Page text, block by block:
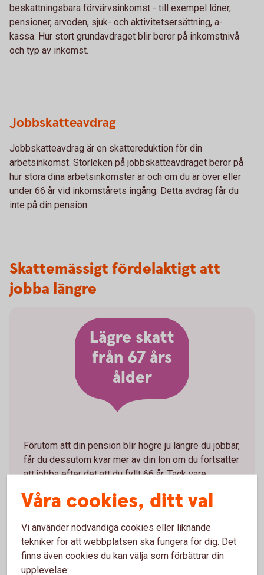
beskattningsbara förvärvsinkomst - till exempel löner,
pensioner, arvoden, sjuk- och aktivitetsersättning, a-
kassa. Hur stort grundavdraget blir beror på inkomstnivå
och typ av inkomst.
Jobbskatteavdrag
Jobbskatteavdrag är en skattereduktion för din
arbetsinkomst. Storleken på jobbskatteavdraget beror på
hur stora dina arbetsinkomster är och om du är över eller
under 66 år vid inkomstårets ingång. Detta avdrag får du
inte på din pension.
Skattemässigt fördelaktigt att
jobba längre
Förutom att din pension blir högre ju längre du jobbar,
får du dessutom kvar mer av din lön om du fortsätter
att jobba efter det att du fyllt 66 år. Tack vare
fyller 67 år får du kvar mer av lönen efter skatt
- Från det år man fyller 67 år är inkomstskatten lägre
både för de som jobbar och som är pensionärer. Det
är alltså ekonomiskt fördelaktigt att jobba efter sin
Lägre skatt
från 67 års
ålder
Våra cookies, ditt val
Vi använder nödvändiga cookies eller liknande
tekniker för att webbplatsen ska fungera för dig. Det
finns även cookies du kan välja som förbättrar din
upplevelse: